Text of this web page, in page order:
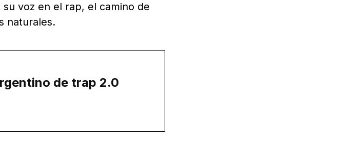
voz en el rap, el camino de
naturales.
de trap 2.0